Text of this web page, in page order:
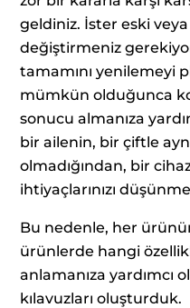
geldiniz. İster eski
değiştirmeniz
tamamını yenilemeyi
mümkün olduğunca
sonucu almanıza
bir ailenin, bir çiftle
olmadığından, bir
ihtiyaçlarınızı
Bu nedenle, her
ürünlerde hangi
anlamanıza yardımcı
kılavuzları oluşturduk.